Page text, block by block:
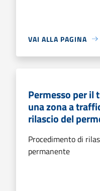
VAI ALLA PAGINA
Permesso per il
una zona a
rilascio del
Procedimento di
permanente